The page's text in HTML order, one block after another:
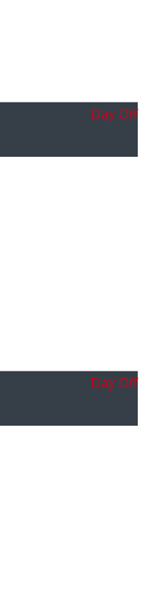
Day Off
Day Off